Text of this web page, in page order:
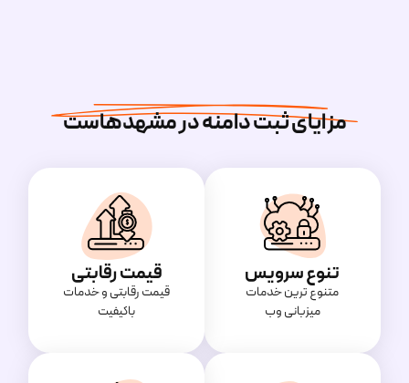
مزایای ثبت دامنه در مشهدهاست
تنوع سرویس
متنوع ترین خدمات
میزبانی وب
قیمت رقابتی
قیمت‌ رقابتی و خدمات
باکیفیت